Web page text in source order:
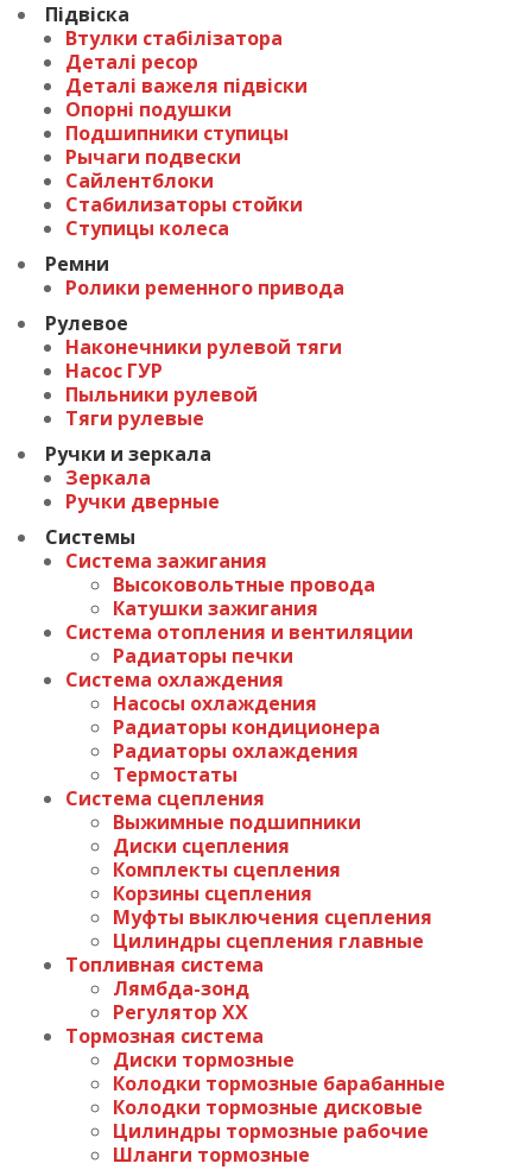
Підвіска
Втулки стабілізатора
Деталі ресор
Деталі важеля підвіски
Опорні подушки
Подшипники ступицы
Рычаги подвески
Сайлентблоки
Стабилизаторы стойки
Ступицы колеса
Ремни
Ролики ременного привода
Рулевое
Наконечники рулевой тяги
Насос ГУР
Пыльники рулевой
Тяги рулевые
Ручки и зеркала
Зеркала
Ручки дверные
Системы
Система зажигания
Высоковольтные провода
Катушки зажигания
Система отопления и вентиляции
Радиаторы печки
Система охлаждения
Насосы охлаждения
Радиаторы кондиционера
Радиаторы охлаждения
Термостаты
Система сцепления
Выжимные подшипники
Диски сцепления
Комплекты сцепления
Корзины сцепления
Муфты выключения сцепления
Цилиндры сцепления главные
Топливная система
Лямбда-зонд
Регулятор ХХ
Тормозная система
Диски тормозные
Колодки тормозные барабанные
Колодки тормозные дисковые
Цилиндры тормозные рабочие
Шланги тормозные